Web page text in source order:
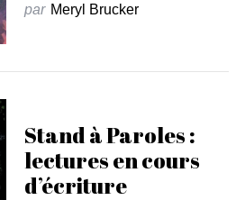
par Meryl Brucker
Stand à Paroles :
lectures en cours
d’écriture